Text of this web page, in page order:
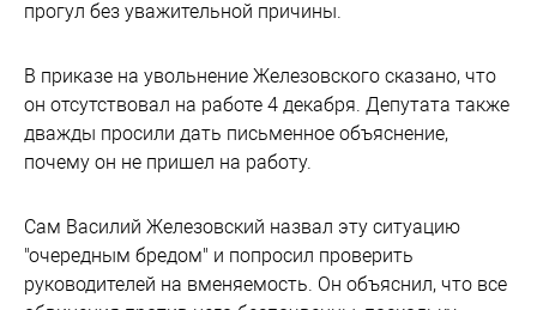
прогул без уважительной причины.
В приказе на увольнение Железовского сказано, что
он отсутствовал на работе 4 декабря. Депутата также
дважды просили дать письменное объяснение,
почему он не пришел на работу.
Сам Василий Железовский назвал эту ситуацию
"очередным бредом" и попросил проверить
руководителей на вменяемость. Он объяснил, что все